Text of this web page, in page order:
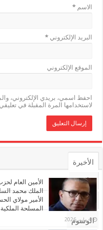
الاسم*
البريد الإلكتروني*
الموقع الإلكتروني
احفظ اسمي، بريدي الإلكتروني،
لاستخدامها المرة المقبلة في
الأخيرة
الأشهر
تعليقات
الوسوم
الأمين العام
الملك محمد
الأمير مولاي
المسلحة الملكية
4 مايو، 2026